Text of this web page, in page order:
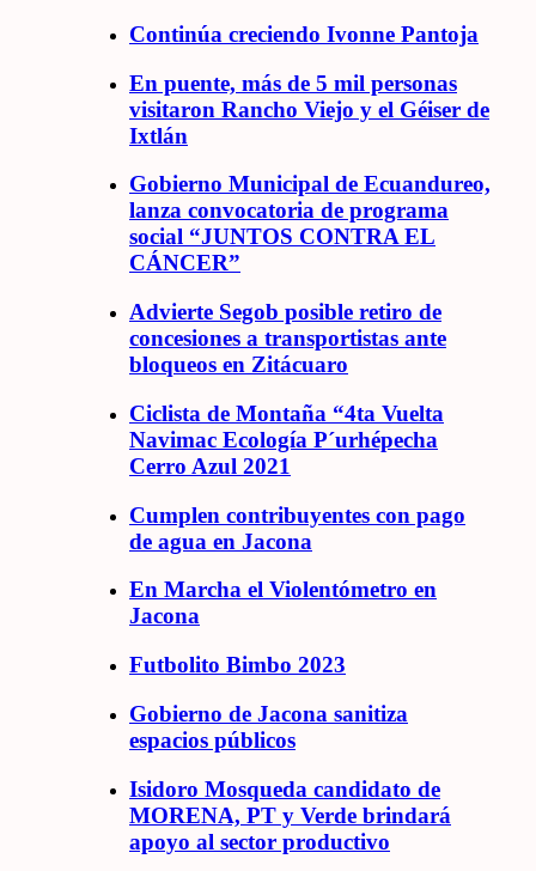
Continúa creciendo Ivonne Pantoja
En puente, más de 5 mil personas
visitaron Rancho Viejo y el Géiser de
Ixtlán
Gobierno Municipal de Ecuandureo,
lanza convocatoria de programa
social “JUNTOS CONTRA EL
CÁNCER”
Advierte Segob posible retiro de
concesiones a transportistas ante
bloqueos en Zitácuaro
Ciclista de Montaña “4ta Vuelta
Navimac Ecología P´urhépecha
Cerro Azul 2021
Cumplen contribuyentes con pago
de agua en Jacona
En Marcha el Violentómetro en
Jacona
Futbolito Bimbo 2023
Gobierno de Jacona sanitiza
espacios públicos
Isidoro Mosqueda candidato de
MORENA, PT y Verde brindará
apoyo al sector productivo